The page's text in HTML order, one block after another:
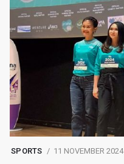
SPORTS 11 NOVEMBER 2024